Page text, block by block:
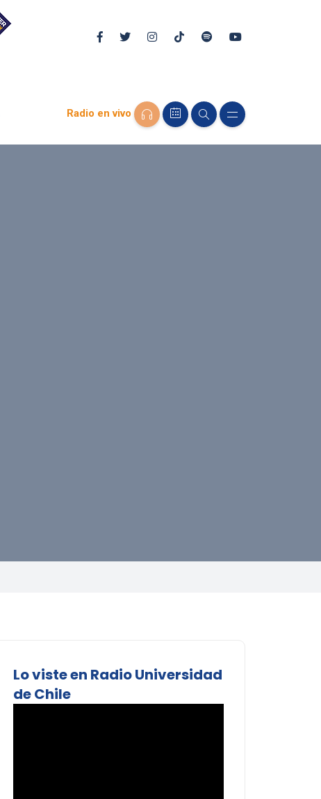
Radio en vivo
Lo viste en Radio Universidad
de Chile